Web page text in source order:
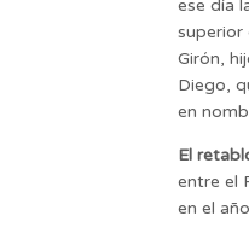
ese día
superior
Girón,
Diego,
en
El
entre el
en el